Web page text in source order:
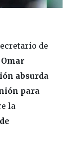
de
Omar
absurda
para
la